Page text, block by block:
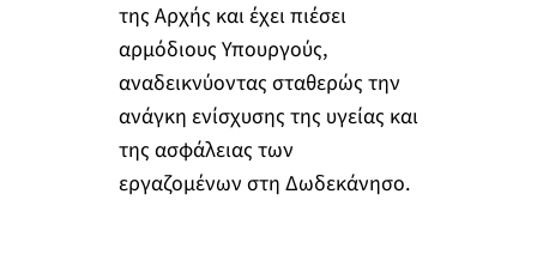
της Αρχής και έχει πιέσει
αρμόδιους Υπουργούς,
αναδεικνύοντας σταθερώς την
ανάγκη ενίσχυσης της υγείας και
της ασφάλειας των
εργαζομένων στη Δωδεκάνησο.